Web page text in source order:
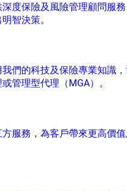
深度保險及風險管理顧問服
智決策。
我們的科技及保險專業知識
管理型代理（MGA）。
服務，為客戶帶來更高價